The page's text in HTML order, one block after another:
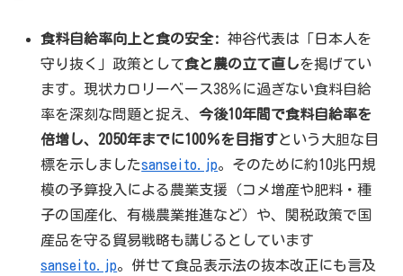
食料自給率向上と食の安全:
神谷代表は「日本人を
守り抜く」政策として食と農の立て直しを掲げてい
ます。現状カロリーベース38％に過ぎない食料自給
率を深刻な問題と捉え、今後10年間で食料自給率を
倍増し、2050年までに100％を目指すという大胆な目
標を示しましたsanseito.jp。そのために約10兆円規
模の予算投入による農業支援（コメ増産や肥料・種
子の国産化、有機農業推進など）や、関税政策で国
産品を守る貿易戦略も講じるとしています
sanseito.jp。併せて食品表示法の抜本改正にも言及